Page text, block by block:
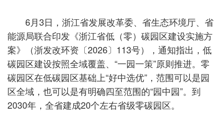
6月3日，浙江省发展改革委、省生态环境厅、省
能源局联合印发《浙江省低（零）碳园区建设实施方
案》（浙发改环资〔2026〕113号），通知指出，低
碳园区建设按照全域覆盖、“一园一策”原则推进。零
碳园区在低碳园区基础上“好中选优”，范围可以是园
区全域，也可以是有明确四至范围的“园中园”。到
2030年，全省建成20个左右省级零碳园区。